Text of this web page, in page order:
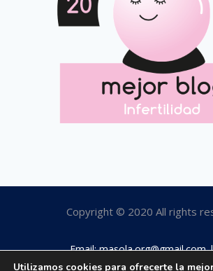
Copyright © 2020 All rights
Email: masola.org@gmail.com
rosamaestro2003@hotmail.com |
Utilizamos cookies para ofrecerte la